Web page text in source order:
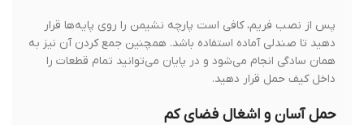
پس از نصب فریم، کافی است پارچه نشیمن را روی پایه‌ها قرار
دهید تا صندلی آماده استفاده باشد. همچنین جمع کردن آن نیز به
همان سادگی انجام می‌شود و در پایان می‌توانید تمام قطعات را
داخل کیف حمل قرار دهید.
حمل آسان و اشغال فضای کم